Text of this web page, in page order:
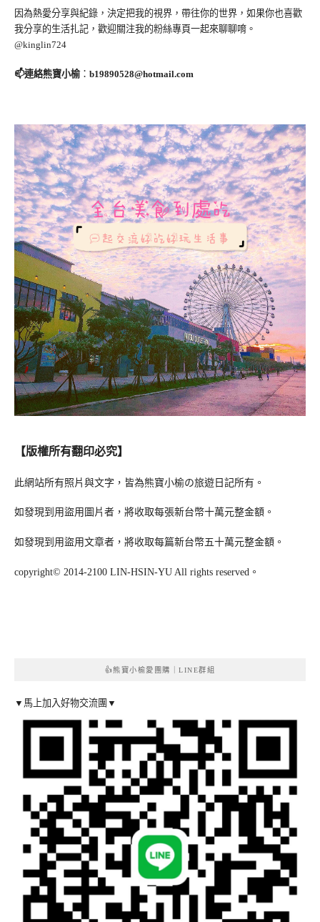
因為熱愛分享與紀錄，決定把我的視界，帶往你的世界，如果你也喜歡
我分享的生活扎記，歡迎關注我的粉絲專頁一起來聊聊唷。
@kinglin724
📫連絡熊寶小榆： b19890528@hotmail.com
【版權所有翻印必究】
此網站所有照片與文字，皆為熊寶小榆の旅遊日記所有。
如發現到用盜用圖片者，將收取每張新台幣十萬元整金額。
如發現到用盜用文章者，將收取每篇新台幣五十萬元整金額。
copyright© 2014-2100 LIN-HSIN-YU All rights reserved。
👍熊寶小榆愛團購｜LINE群組
▼馬上加入好物交流團▼